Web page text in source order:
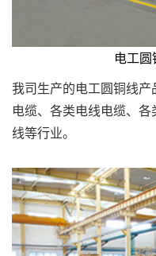
电工圆
我司生产的电工圆铜线
电缆、各类电线电缆、
线等行业。